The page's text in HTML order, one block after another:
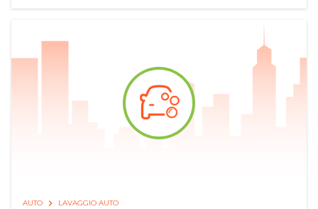
AUTO LAVAGGIO AUTO